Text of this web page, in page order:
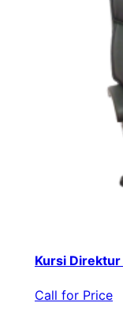
Kursi Direktur
Call for Price